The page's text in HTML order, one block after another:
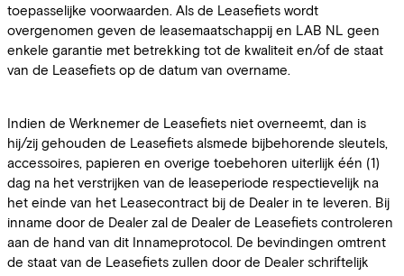
toepasselijke voorwaarden. Als de Leasefiets wordt
overgenomen geven de leasemaatschappij en LAB NL geen
enkele garantie met betrekking tot de kwaliteit en/of de staat
van de Leasefiets op de datum van overname.
Indien de Werknemer de Leasefiets niet overneemt, dan is
hij/zij gehouden de Leasefiets alsmede bijbehorende sleutels,
accessoires, papieren en overige toebehoren uiterlijk één (1)
dag na het verstrijken van de leaseperiode respectievelijk na
het einde van het Leasecontract bij de Dealer in te leveren. Bij
inname door de Dealer zal de Dealer de Leasefiets controleren
aan de hand van dit Innameprotocol. De bevindingen omtrent
de staat van de Leasefiets zullen door de Dealer schriftelijk